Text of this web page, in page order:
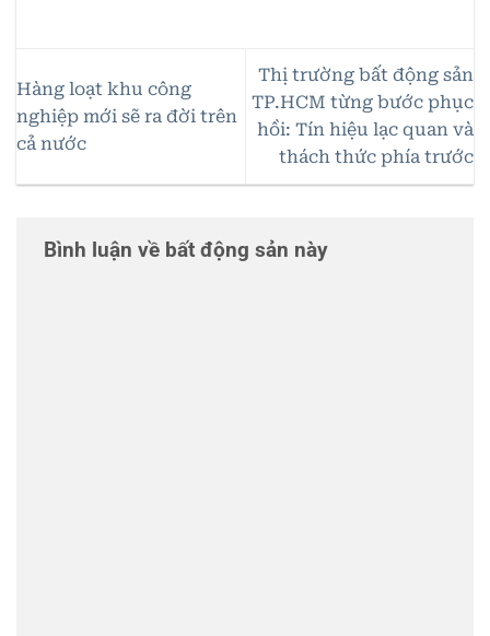
Hàng loạt khu công
nghiệp mới sẽ ra đời trên
cả nước
Thị trường bất động sản
TP.HCM từng bước phục
hồi: Tín hiệu lạc quan và
thách thức phía trước
Bình luận về bất động sản này